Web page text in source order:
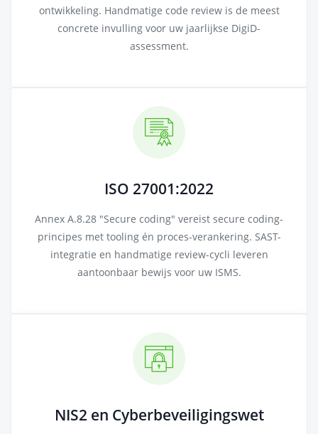
ontwikkeling. Handmatige code review is de meest
concrete invulling voor uw jaarlijkse DigiD-
assessment.
ISO 27001:2022
Annex A.8.28 "Secure coding" vereist secure coding-
principes met tooling én proces-verankering. SAST-
integratie en handmatige review-cycli leveren
aantoonbaar bewijs voor uw ISMS.
NIS2 en Cyberbeveiligingswet